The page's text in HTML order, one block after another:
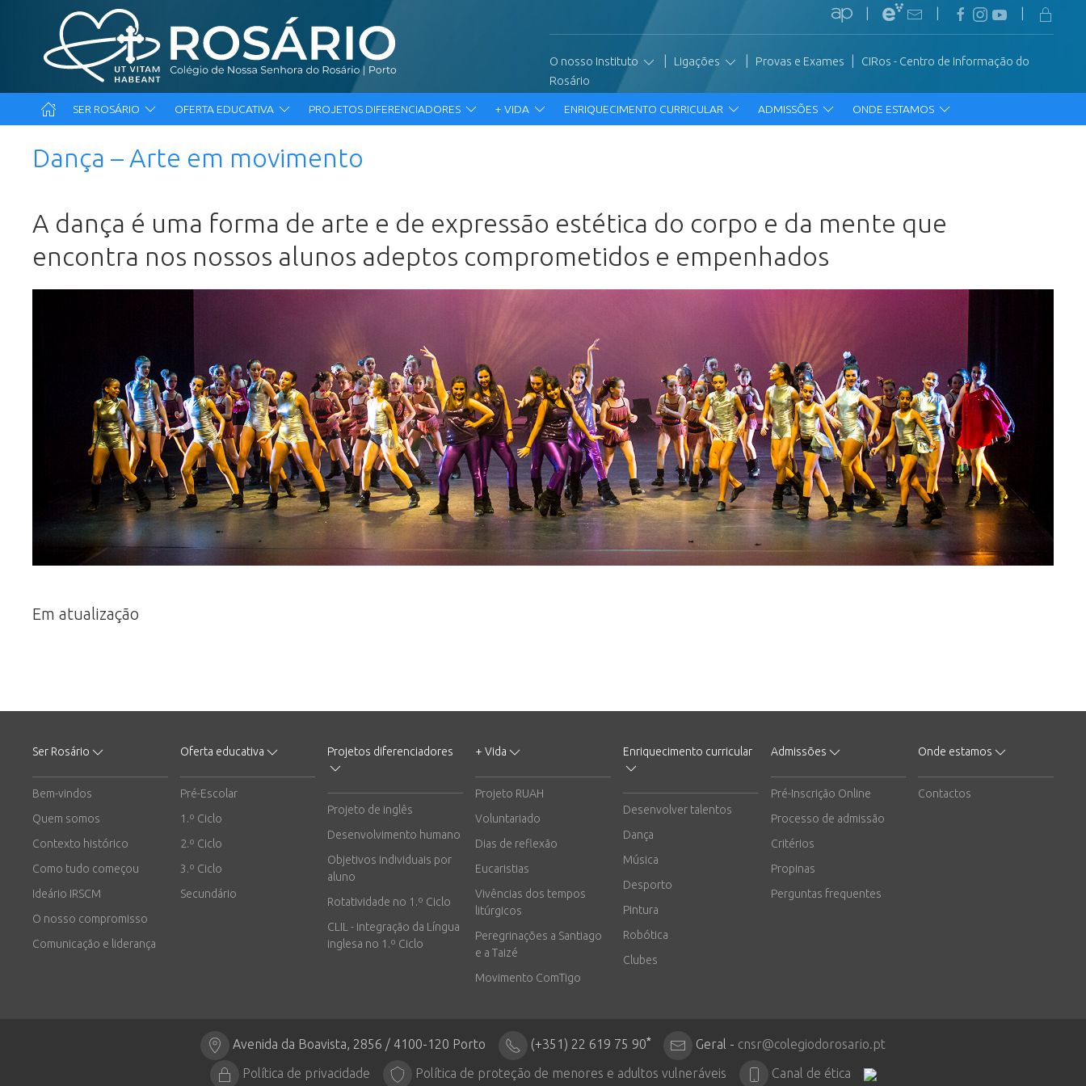
O nosso Instituto Ligações Provas e Exames
CIRos - Centro de Informação do
Rosário
SER ROSÁRIO OFERTA EDUCATIVA PROJETOS DIFERENCIADORES + VIDA ENRIQUECIMENTO CURRICULAR ADMISSÕES ONDE ESTAMOS
Dança – Arte em movimento
A dança é uma forma de arte e de expressão estética do corpo e da mente que
encontra nos nossos alunos adeptos comprometidos e empenhados
Em atualização
Ser Rosário
Bem-vindos
Quem somos
Contexto histórico
Como tudo começou
Ideário IRSCM
O nosso compromisso
Comunicação e liderança
Oferta educativa
Pré-Escolar
1.º Ciclo
2.º Ciclo
3.º Ciclo
Secundário
Projetos diferenciadores
Projeto de inglês
Desenvolvimento humano
Objetivos individuais por
aluno
Rotatividade no 1.º Ciclo
CLIL - integração da Língua
inglesa no 1.º Ciclo
+ Vida
Projeto RUAH
Voluntariado
Dias de reflexão
Eucaristias
Vivências dos tempos
litúrgicos
Peregrinações a Santiago
e a Taizé
Movimento ComTigo
Enriquecimento curricular
Desenvolver talentos
Dança
Música
Desporto
Pintura
Robótica
Clubes
Admissões
Pré-Inscrição Online
Processo de admissão
Critérios
Propinas
Perguntas frequentes
Onde estamos
Contactos
Avenida da Boavista, 2856 / 4100-120 Porto (+351) 22 619 75 90* Geral - cnsr@colegiodorosario.pt
Política de privacidade
Política de proteção de menores e adultos vulneráveis Canal de ética